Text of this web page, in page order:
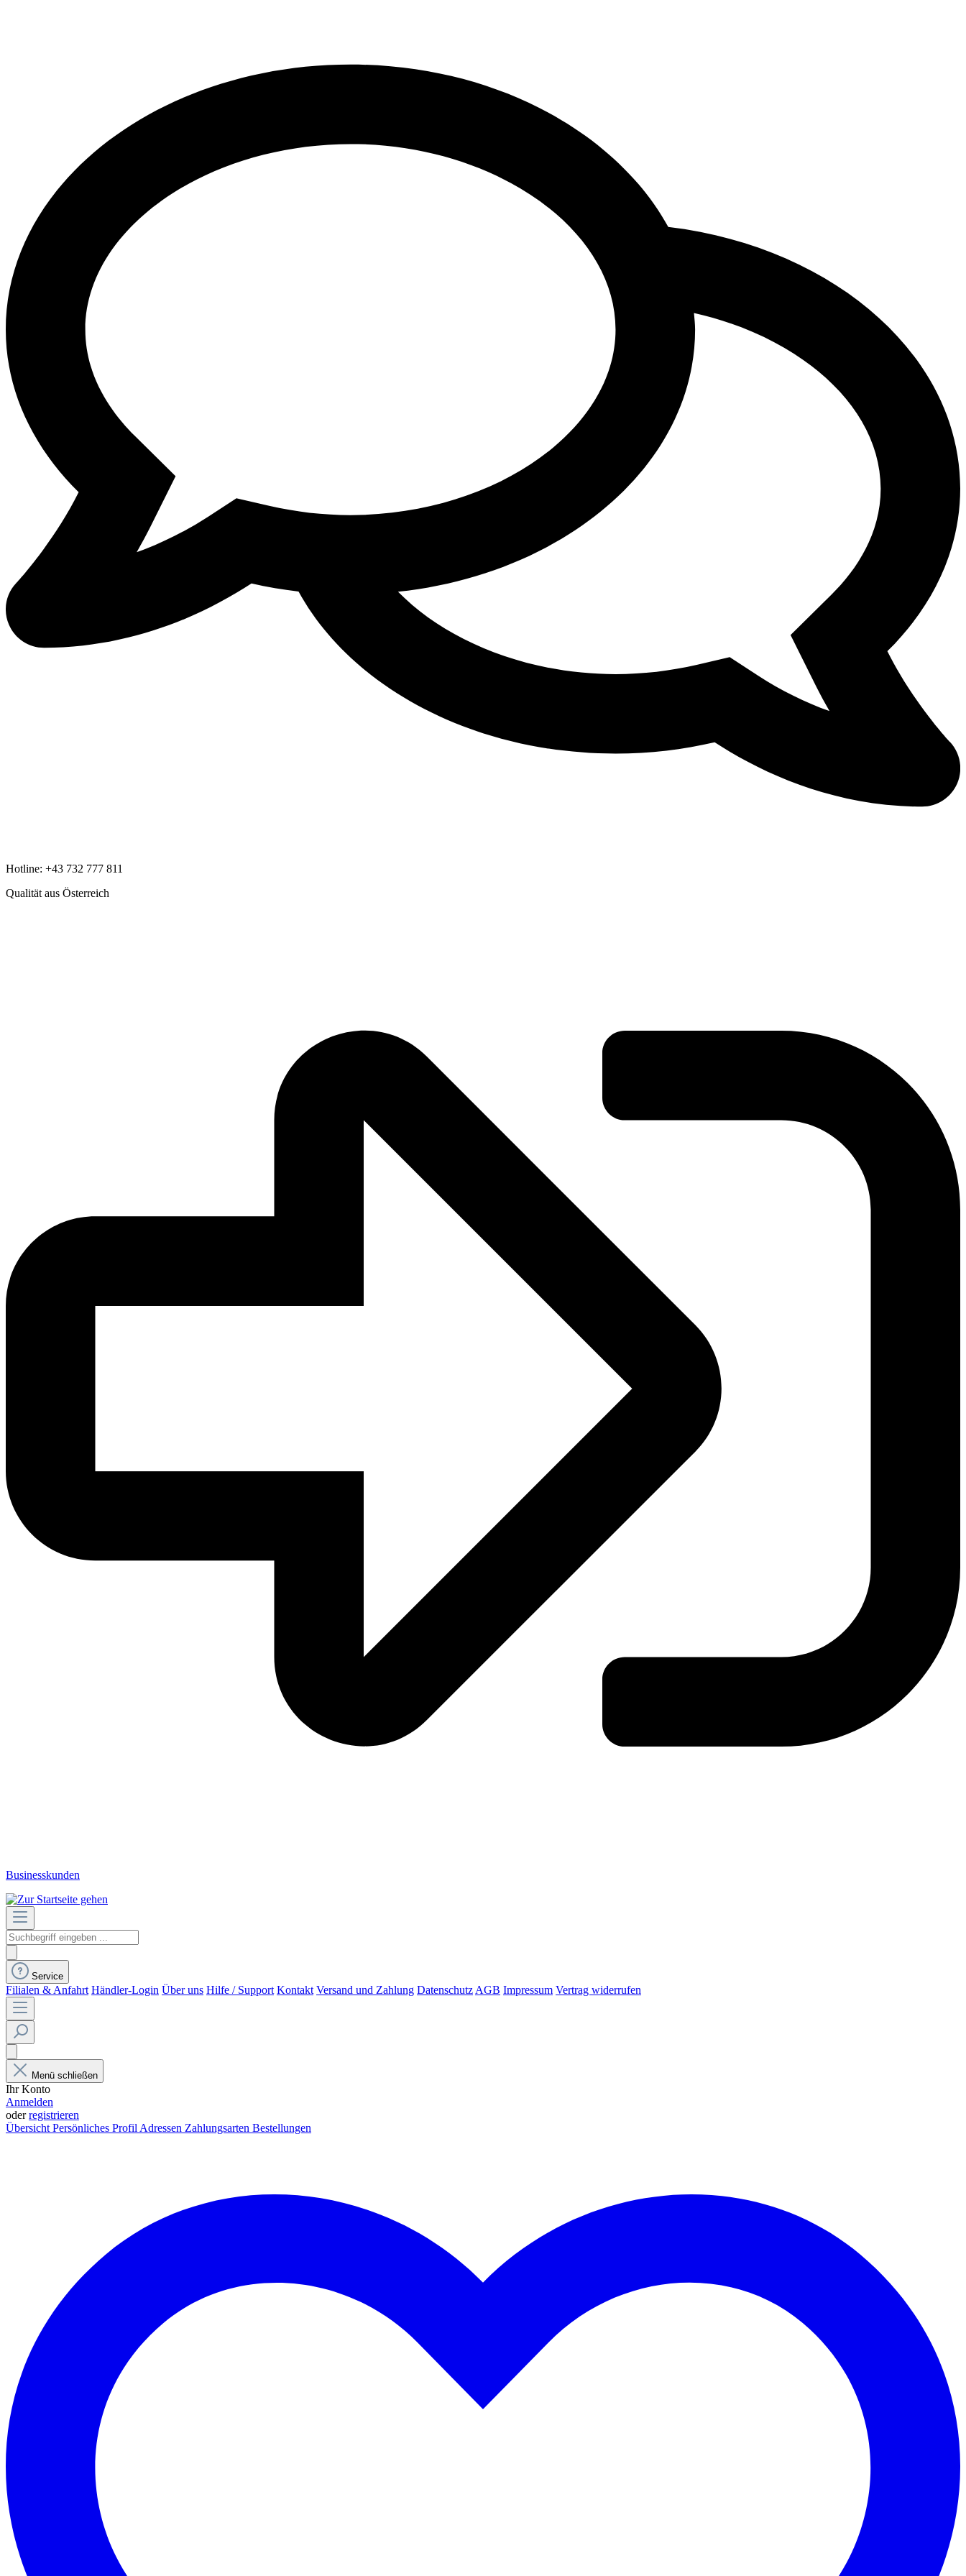
Hotline: +43 732 777 811
Qualität aus Österreich
Businesskunden
Service
Filialen & Anfahrt Händler-Login Über uns Hilfe / Support Kontakt Versand und Zahlung DatenschutzAGB Impressum Vertrag widerrufen
Menü schließen
Ihr Konto
Anmelden
oderregistrieren
ÜbersichtPersönliches ProfilAdressen Zahlungsarten Bestellungen